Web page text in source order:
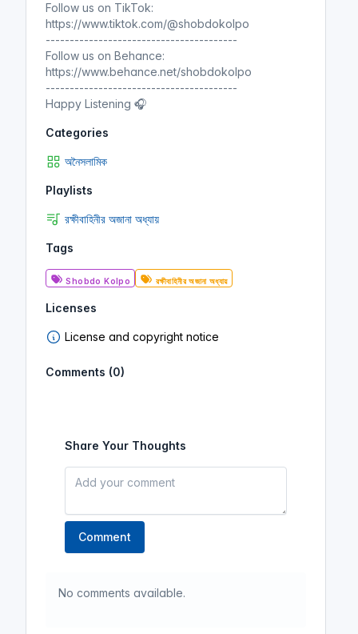
Follow us on TikTok:
https://www.tiktok.com/@shobdokolpo
----------------------------------------
Follow us on Behance:
https://www.behance.net/shobdokolpo
----------------------------------------
Happy Listening 🎧
Categories
অনৈসলামিক
Playlists
রক্ষীবাহিনীর অজানা অধ্যায়
Tags
Shobdo Kolpo রক্ষীবাহিনীর অজানা অধ্যায়
Licenses
License and copyright notice
Comments (0)
Share Your Thoughts
Comment
No comments available.